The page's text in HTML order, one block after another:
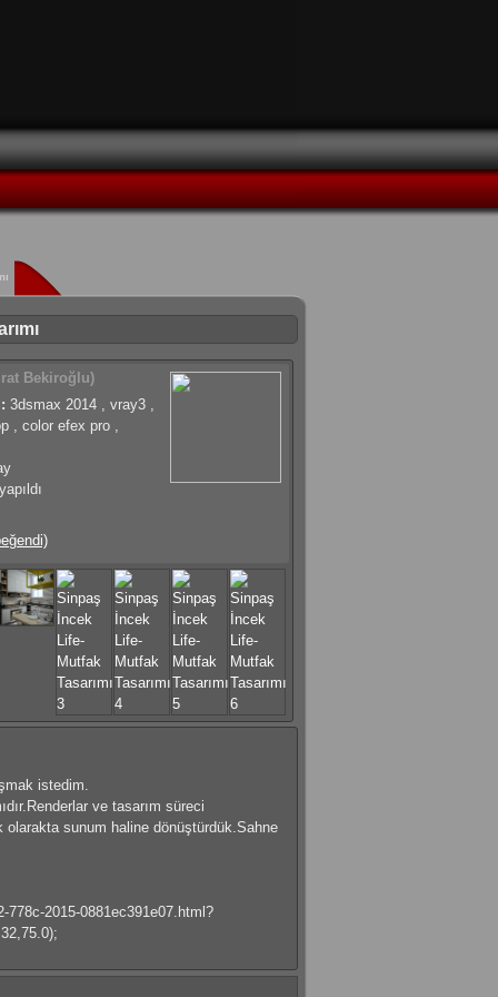
Bekiroğlu)
3dsmax 2014 , vray3 ,
, color efex pro ,
istedim.
ve tasarım süreci
olarakta sunum haline dönüştürdük.Sahne
778c-2015-0881ec391e07.html?